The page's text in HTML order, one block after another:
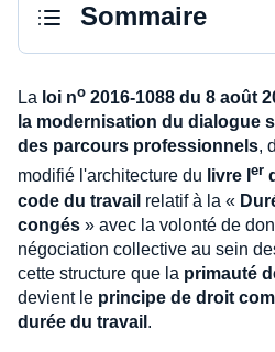
Sommaire
La loi no 2016-1088 du 8 août
la modernisation du dialogue
des parcours professionnels,
modifié l'architecture du livre I er
code du travail relatif à la «
congés » avec la volonté de
négociation collective au sein
cette structure que la primauté
devient le principe de droit
durée du travail .